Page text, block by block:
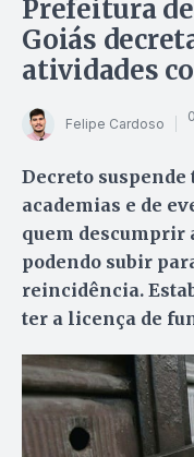
Prefeitura
Goiás
atividades
Felipe Cardoso
Decreto suspende
academias e de
quem descumprir
podendo subir
reincidência.
ter a licença de